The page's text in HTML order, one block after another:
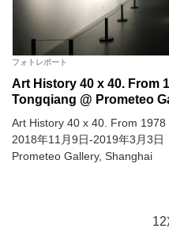
フォトレポート
Art History 40 x 40. From
Tongqiang @ Prometeo
Art History 40 x 40. From
2018年11月9日-2019年3月3日
Prometeo Gallery, Shanghai
12